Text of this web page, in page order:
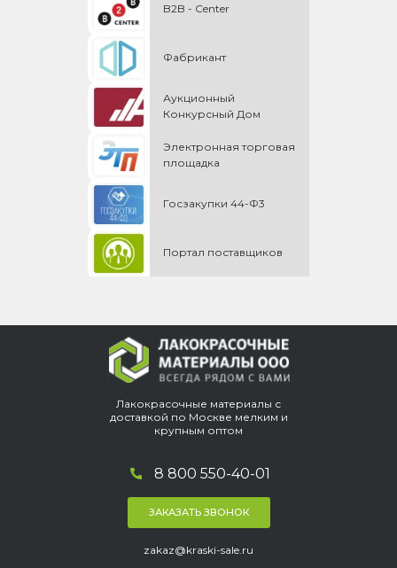
B2B - Center
Фабрикант
Аукционный
Конкурсный Дом
Электронная торговая
площадка
Госзакупки 44-Ф3
Портал поставщиков
Лакокрасочные материалы с
доставкой по Москве мелким и
крупным оптом
8 800 550-40-01
ЗАКАЗАТЬ ЗВОНОК
zakaz@kraski-sale.ru